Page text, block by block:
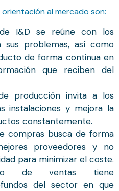
al mercado son:
I&D se reúne con los
sus problemas, así como
de forma continua en
que reciben del
producción invita a los
instalaciones y mejora la
constantemente.
compras busca de forma
proveedores y no
para minimizar el coste.
de ventas tiene
del sector en que